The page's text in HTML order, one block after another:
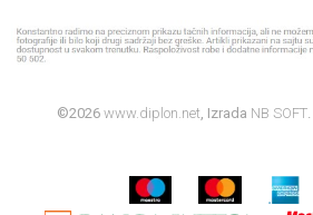
©2026 www.diplon.net , Izrada NB SOFT